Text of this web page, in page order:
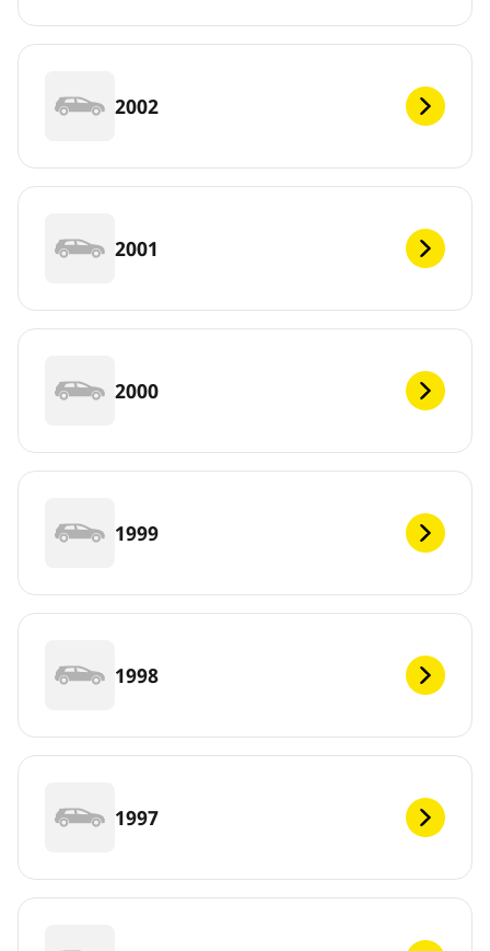
2002
2001
2000
1999
1998
1997